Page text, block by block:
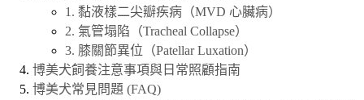
1. 黏液樣二尖瓣疾病（MVD 心臟病）
2. 氣管塌陷（Tracheal Collapse）
3. 膝關節異位（Patellar Luxation）
博美犬飼養注意事項與日常照顧指南
博美犬常見問題 (FAQ)